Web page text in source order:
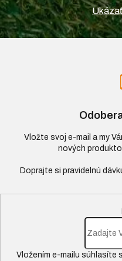
Vložte svoj e-mail a my
nových
Vložením e-mailu súhlasíte s